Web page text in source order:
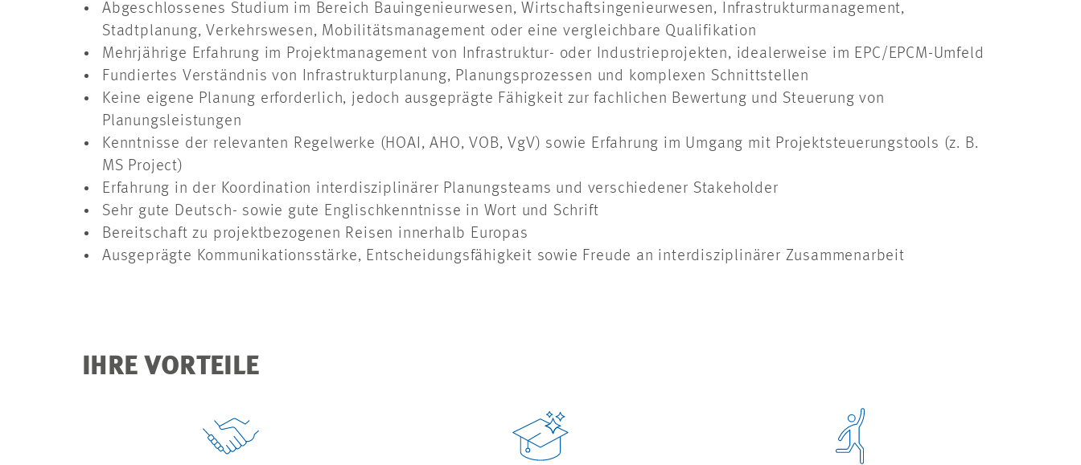
Abgeschlossenes Studium im Bereich Bauingenieurwesen, Wirtschaftsingenieurwesen, Infrastrukturmanagement,
Stadtplanung, Verkehrswesen, Mobilitätsmanagement oder eine vergleichbare Qualifikation
Mehrjährige Erfahrung im Projektmanagement von Infrastruktur- oder Industrieprojekten, idealerweise im EPC/EPCM-Umfeld
Fundiertes Verständnis von Infrastrukturplanung, Planungsprozessen und komplexen Schnittstellen
Keine eigene Planung erforderlich, jedoch ausgeprägte Fähigkeit zur fachlichen Bewertung und Steuerung von
Planungsleistungen
Kenntnisse der relevanten Regelwerke (HOAI, AHO, VOB, VgV) sowie Erfahrung im Umgang mit Projektsteuerungstools (z. B.
MS Project)
Erfahrung in der Koordination interdisziplinärer Planungsteams und verschiedener Stakeholder
Sehr gute Deutsch- sowie gute Englischkenntnisse in Wort und Schrift
Bereitschaft zu projektbezogenen Reisen innerhalb Europas
Ausgeprägte Kommunikationsstärke, Entscheidungsfähigkeit sowie Freude an interdisziplinärer Zusammenarbeit
IHRE VORTEILE